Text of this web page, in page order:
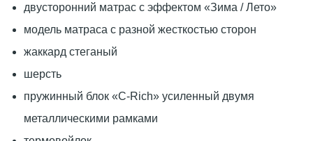
двусторонний матрас с эффектом «Зима / Лето»
модель матраса с разной жесткостью сторон
жаккард стеганый
шерсть
пружинный блок «C-Rich» усиленный двумя
металлическими рамками